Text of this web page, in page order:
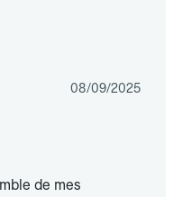
08/09/2025
de mes